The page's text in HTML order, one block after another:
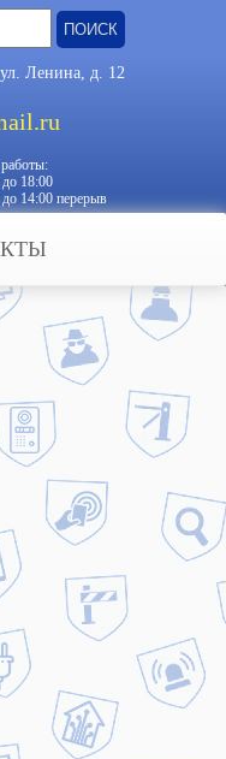
Ленина, д. 12
18:00
14:00 перерыв